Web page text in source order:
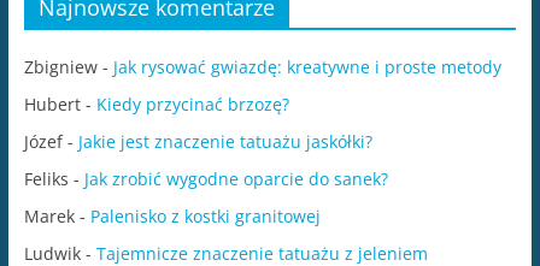
Najnowsze komentarze
Zbigniew- Jak rysować gwiazdę: kreatywne i proste metody
Hubert- Kiedy przycinać brzozę?
Józef- Jakie jest znaczenie tatuażu jaskółki?
Feliks - Jak zrobić wygodne oparcie do sanek?
Marek- Palenisko z kostki granitowej
Ludwik- Tajemnicze znaczenie tatuażu z jeleniem